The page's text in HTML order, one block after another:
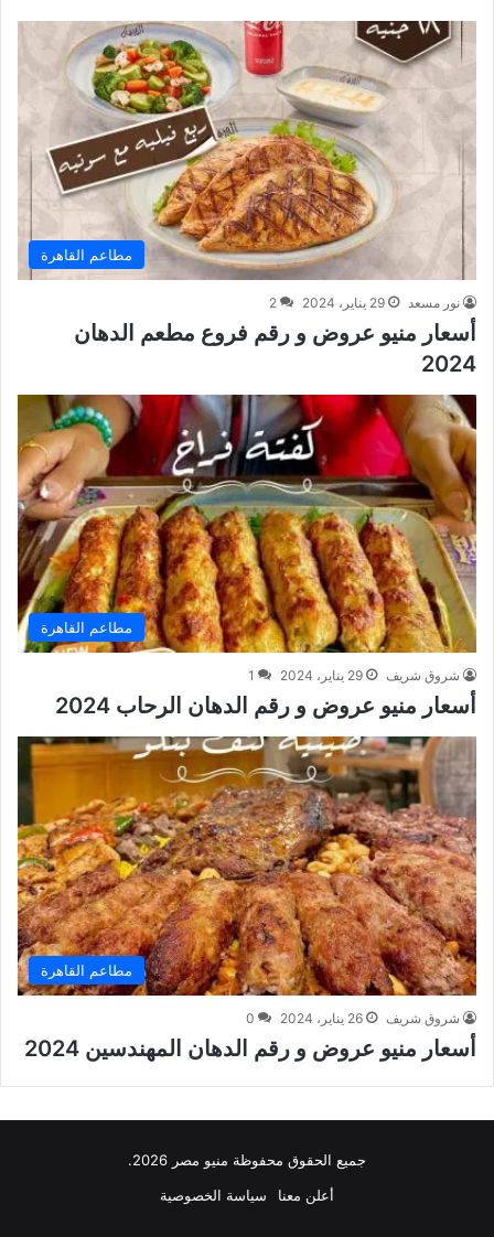
مطاعم القاهرة
نور مسعد 29 يناير، 2024 2
أسعار منيو عروض و رقم فروع مطعم الدهان
2024
مطاعم القاهرة
شروق شريف 29 يناير، 2024 1
أسعار منيو عروض و رقم الدهان الرحاب 2024
مطاعم القاهرة
شروق شريف 26 يناير، 2024 0
أسعار منيو عروض و رقم الدهان المهندسين 2024
جميع الحقوق محفوظة منيو مصر 2026.
أعلن معنا
سياسة الخصوصية